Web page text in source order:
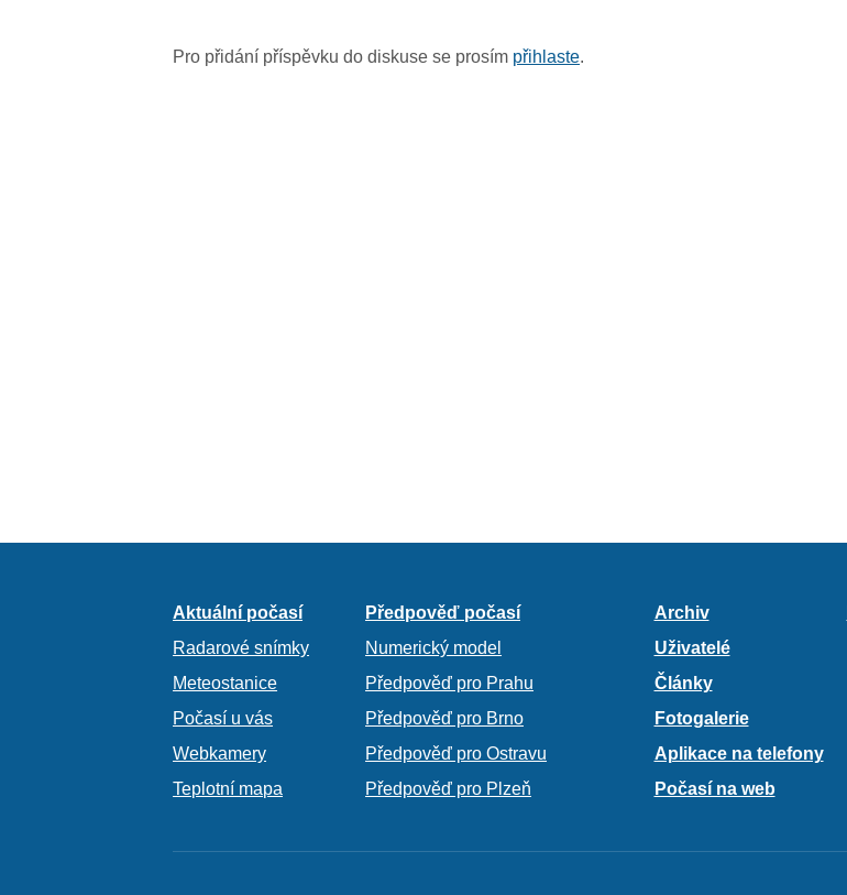
Pro přidání příspěvku do diskuse se prosím přihlaste.
Aktuální počasí
Radarové snímky
Meteostanice
Počasí u vás
Webkamery
Teplotní mapa
Předpověď počasí
Numerický model
Předpověď pro Prahu
Předpověď pro Brno
Předpověď pro Ostravu
Předpověď pro Plzeň
Archiv
Uživatelé
Články
Fotogalerie
Aplikace na telefony
Počasí na web